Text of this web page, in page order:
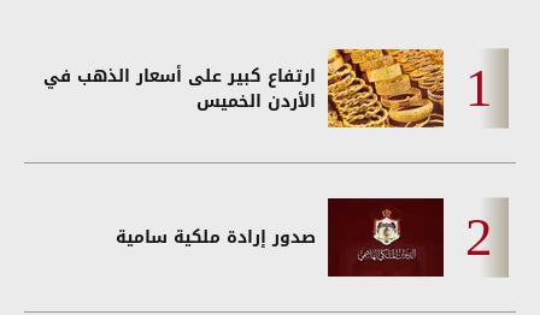
ارتفاع كبير على أسعار الذهب في
الأردن الخميس
صدور إرادة ملكية سامية